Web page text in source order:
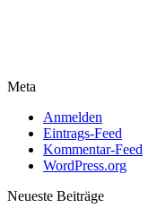
Meta
Anmelden
Eintrags-Feed
Kommentar-Feed
WordPress.org
Neueste Beiträge